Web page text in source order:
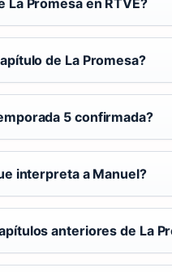
La Promesa en RTVE?
de La Promesa?
5 confirmada?
interpreta a Manuel?
anteriores de La